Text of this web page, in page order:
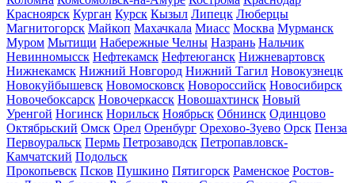
Красноярск Курган Курск Кызыл Липецк Люберцы
Магнитогорск Майкоп Махачкала Миасс Москва Мурманск
Муром Мытищи Набережные Челны Назрань Нальчик
Невинномысск Нефтекамск Нефтеюганск Нижневартовск
Нижнекамск Нижний Новгород Нижний Тагил Новокузнецк
Новокуйбышевск Новомосковск Новороссийск Новосибирск
Новочебоксарск Новочеркасск Новошахтинск Новый
Уренгой Ногинск Норильск Ноябрьск Обнинск Одинцово
Октябрьский Омск Орел Оренбург Орехово-Зуево Орск Пенза
Первоуральск Пермь Петрозаводск Петропавловск-
Камчатский Подольск
Прокопьевск Псков Пушкино Пятигорск Раменское Ростов-